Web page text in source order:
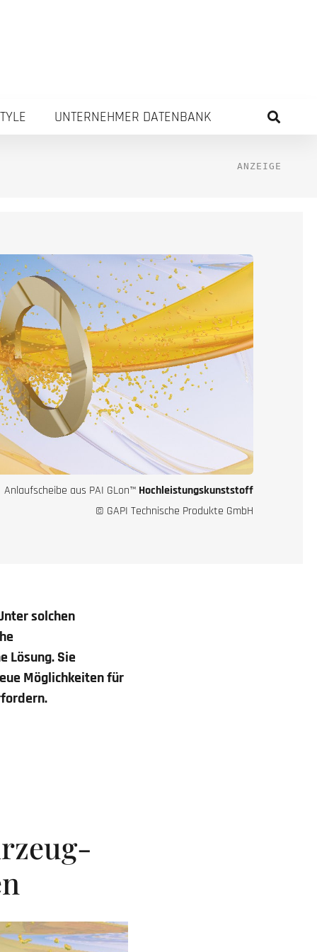
UNTERNEHMER DATENBANK
Anlaufscheibe aus PAI GLon™ Hochleistungskunststoff
© GAPI Technische Produkte GmbH
solchen
Lösung. Sie
Möglichkeiten für